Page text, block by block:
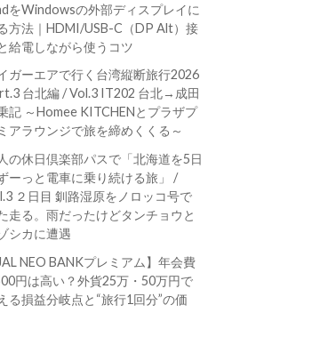
をWindowsの外部ディスプレイに
方法｜HDMI/USB-C（DP Alt）接
給電しながら使うコツ
ガーエアで行く台湾縦断旅行2026
台北編 / Vol.3 IT202 台北→成田
記 ～Homee KITCHENとプラザプ
アラウンジで旅を締めくくる～
の休日倶楽部パスで「北海道を5日
ーっと電車に乗り続ける旅」 /
２日目 釧路湿原をノロッコ号で
走る。雨だったけどタンチョウと
シカに遭遇
JAL NEO BANKプレミアム】年会費
円は高い？外貨25万・50万円で
る損益分岐点と“旅行1回分”の価